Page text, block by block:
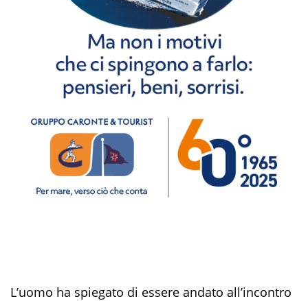
L’uomo ha spiegato di essere andato all’incontro